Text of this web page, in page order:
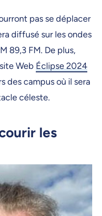
pas se déplacer
diffusé sur les ondes
89,3 FM. De plus,
Web Éclipse 2024
des campus où il sera
céleste.
les